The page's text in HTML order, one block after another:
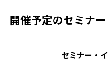
開催予定のセミナー
セミナー・